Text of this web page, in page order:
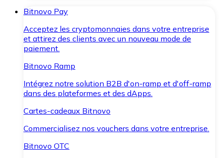
Bitnovo Pay
Acceptez les cryptomonnaies dans votre entreprise
et attirez des clients avec un nouveau mode de
paiement.
Bitnovo Ramp
Intégrez notre solution B2B d'on-ramp et d'off-ramp
dans des plateformes et des dApps.
Cartes-cadeaux Bitnovo
Commercialisez nos vouchers dans votre entreprise.
Bitnovo OTC